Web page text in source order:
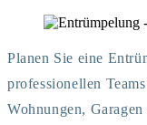
Planen Sie eine
professionellen
Wohnungen,